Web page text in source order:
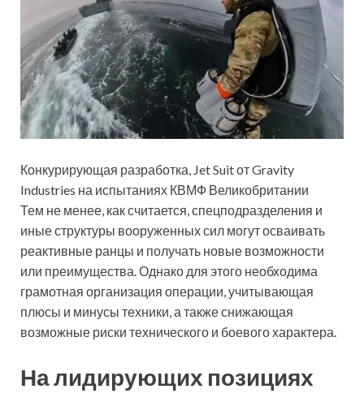
Конкурирующая разработка, Jet Suit от Gravity
Industries на испытаниях КВМФ Великобритании
Тем не менее, как считается, спецподразделения и
иные структуры вооруженных сил могут осваивать
реактивные ранцы и получать новые возможности
или преимущества. Однако для этого необходима
грамотная организация операции, учитывающая
плюсы и минусы техники, а также снижающая
возможные риски технического и боевого характера.
На лидирующих позициях